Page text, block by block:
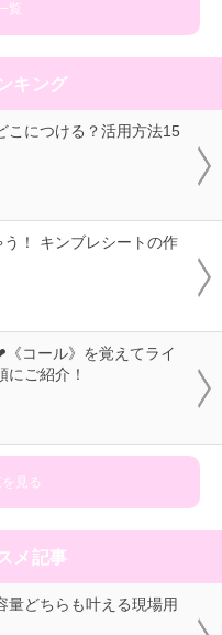
覧
キング
こにつける？活用方法15
！ キンブレシートの作
コール》を覚えてライ
にご紹介！
を見る
メ記事
量どちらも叶える現場用